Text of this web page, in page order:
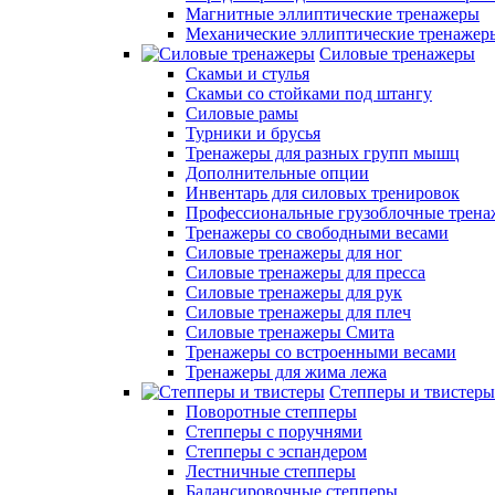
Магнитные эллиптические тренажеры
Механические эллиптические
Силовые тренажеры
Скамьи и стулья
Скамьи со стойками под штангу
Силовые рамы
Турники и брусья
Тренажеры для разных групп мышц
Дополнительные опции
Инвентарь для силовых тренировок
Профессиональные грузоблочные
Тренажеры со свободными весами
Силовые тренажеры для ног
Силовые тренажеры для пресса
Силовые тренажеры для рук
Силовые тренажеры для плеч
Силовые тренажеры Смита
Тренажеры со встроенными весами
Тренажеры для жима лежа
Степперы и твистеры
Поворотные степперы
Степперы с поручнями
Степперы с эспандером
Лестничные степперы
Балансировочные степперы